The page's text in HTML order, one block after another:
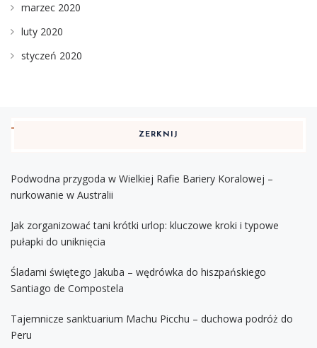
marzec 2020
luty 2020
styczeń 2020
ZERKNIJ
Podwodna przygoda w Wielkiej Rafie Bariery Koralowej –
nurkowanie w Australii
Jak zorganizować tani krótki urlop: kluczowe kroki i typowe
pułapki do uniknięcia
Śladami świętego Jakuba – wędrówka do hiszpańskiego
Santiago de Compostela
Tajemnicze sanktuarium Machu Picchu – duchowa podróż do
Peru